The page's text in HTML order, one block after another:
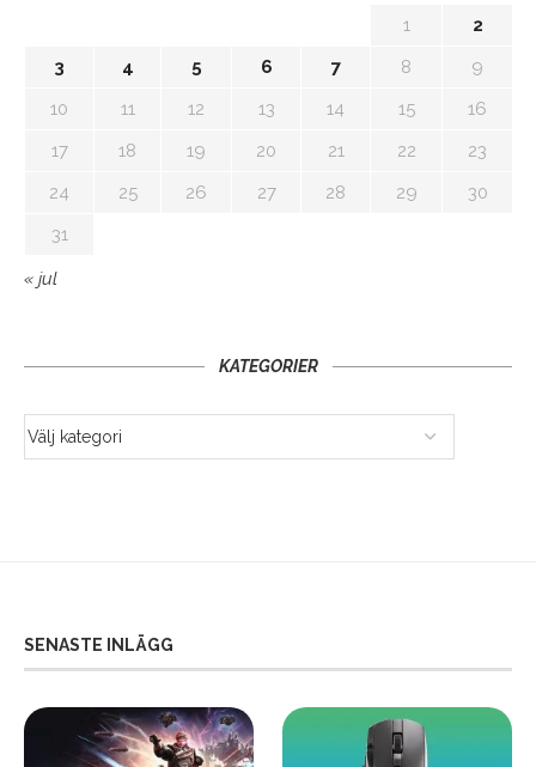
1
2
3
4 5 6 7 8
9
10
11 12 13 14 15
16
17
18 19 20 21 22
23
24
25 26 27 28 29
30
31
« jul
KATEGORIER
SENASTE INLÄGG